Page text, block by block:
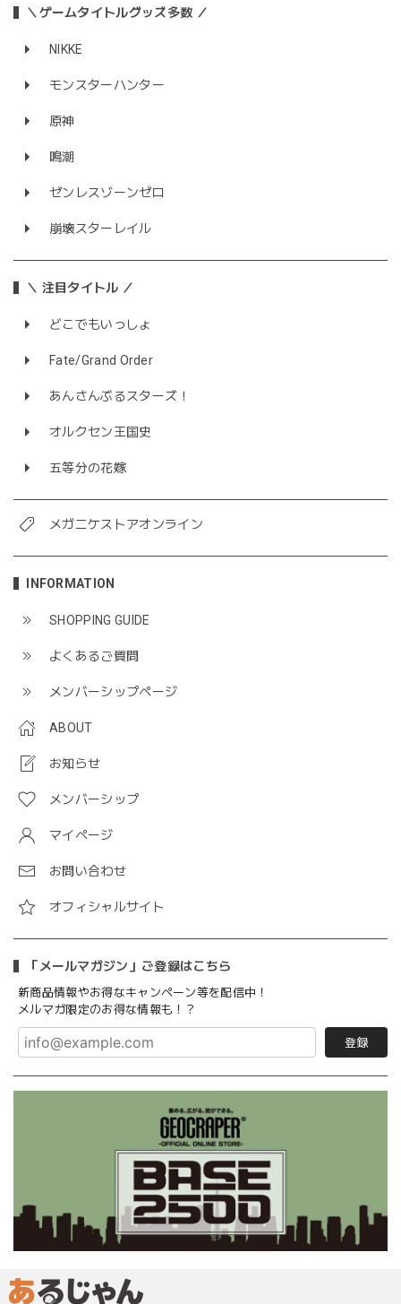
＼ゲームタイトルグッズ多数 ／
NIKKE
モンスターハンター
原神
鳴潮
ゼンレスゾーンゼロ
崩壊スターレイル
＼ 注目タイトル ／
どこでもいっしょ
Fate/Grand Order
あんさんぶるスターズ！
オルクセン王国史
五等分の花嫁
メガニケストアオンライン
INFORMATION
SHOPPING GUIDE
よくあるご質問
メンバーシップページ
ABOUT
お知らせ
メンバーシップ
マイページ
お問い合わせ
オフィシャルサイト
「メールマガジン」ご登録はこちら
新商品情報やお得なキャンペーン等を配信中！
メルマガ限定のお得な情報も！？
登録